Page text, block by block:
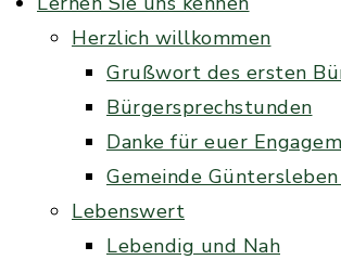
Herzlich willkommen
Grußwort des ersten
Bürgersprechstunden
Danke für euer
Gemeinde
Lebenswert
Lebendig und Nah